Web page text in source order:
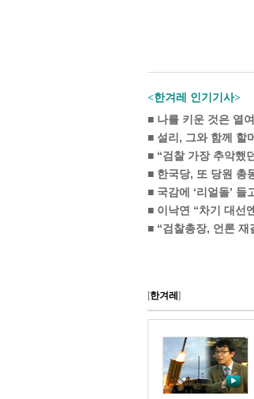
<한겨레 인기기사>
■ 나를 키운 것은 열
■ 설리, 그와 함께 할
■ “검찰 가장 추악했
■ 한국당, 또 당원 총
■ 국감에 ‘리얼돌’
■ 이낙연 “차기 대선
■ “검찰총장, 언론 재
[한겨레 ]